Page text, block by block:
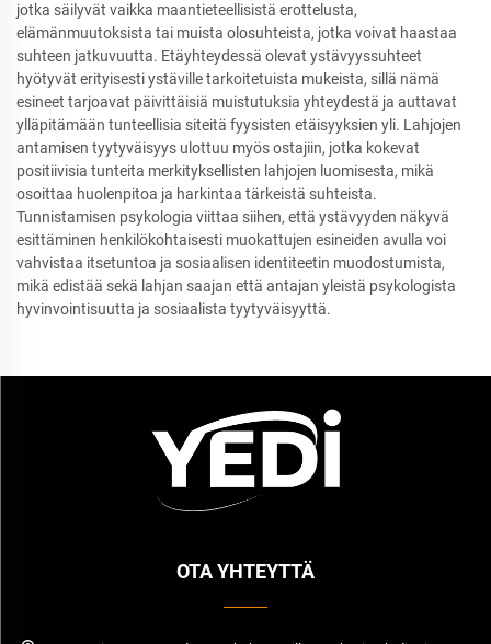
jotka säilyvät vaikka maantieteellisistä erottelusta,
elämänmuutoksista tai muista olosuhteista, jotka voivat haastaa
suhteen jatkuvuutta. Etäyhteydessä olevat ystävyyssuhteet
hyötyvät erityisesti ystäville tarkoitetuista mukeista, sillä nämä
esineet tarjoavat päivittäisiä muistutuksia yhteydestä ja auttavat
ylläpitämään tunteellisia siteitä fyysisten etäisyyksien yli. Lahjojen
antamisen tyytyväisyys ulottuu myös ostajiin, jotka kokevat
positiivisia tunteita merkityksellisten lahjojen luomisesta, mikä
osoittaa huolenpitoa ja harkintaa tärkeistä suhteista.
Tunnistamisen psykologia viittaa siihen, että ystävyyden näkyvä
esittäminen henkilökohtaisesti muokattujen esineiden avulla voi
vahvistaa itsetuntoa ja sosiaalisen identiteetin muodostumista,
mikä edistää sekä lahjan saajan että antajan yleistä psykologista
hyvinvointisuutta ja sosiaalista tyytyväisyyttä.
OTA YHTEYTTÄ